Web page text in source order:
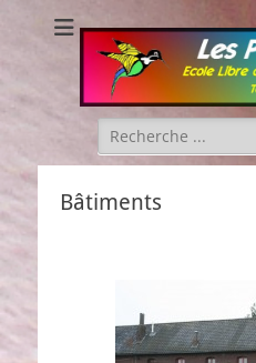
Rechercher :
Bâtiments